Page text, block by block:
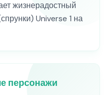
жизнерадостный
Universe 1 на
персонажи